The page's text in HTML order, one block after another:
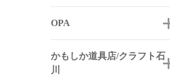
OPA
かもしか道具店/クラフト石
川